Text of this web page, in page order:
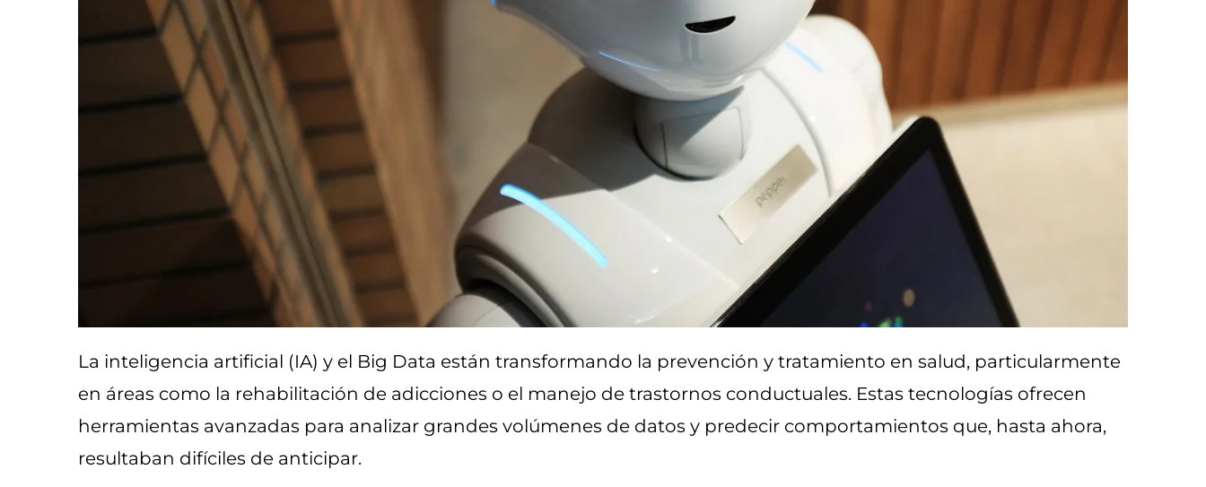
La inteligencia artificial (IA) y el Big Data están transformando la prevención y tratamiento en salud, particularmente
en áreas como la rehabilitación de adicciones o el manejo de trastornos conductuales. Estas tecnologías ofrecen
herramientas avanzadas para analizar grandes volúmenes de datos y predecir comportamientos que, hasta ahora,
resultaban difíciles de anticipar.